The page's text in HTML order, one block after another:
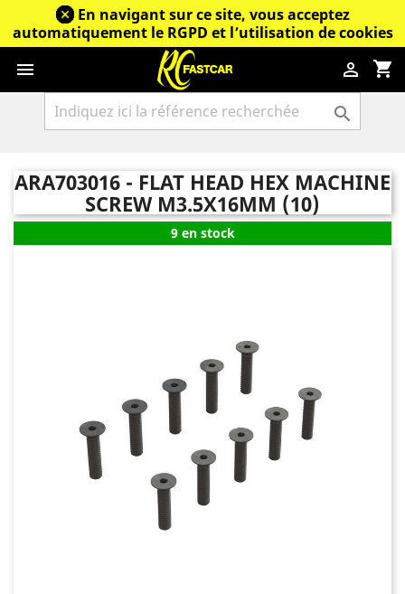
En navigant sur ce site, vous acceptez
automatiquement le RGPD et l’utilisation de cookies
 shopping_cart


ARA703016 - FLAT HEAD HEX MACHINE
SCREW M3.5X16MM (10)
9 en stock